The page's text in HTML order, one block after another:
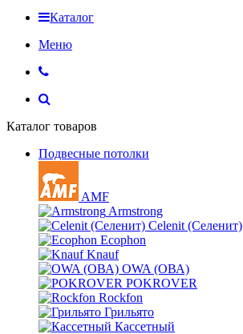
Каталог
Меню
Каталог товаров
Подвесные потолки
AMF
Armstrong
Celenit (Селенит)
Ecophon
Knauf
OWA (ОВА)
POKROVER
Rockfon
Грильято
Кассетный